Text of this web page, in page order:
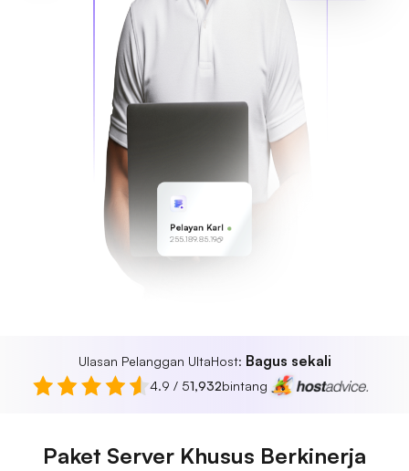
Pelayan Karl
255.189.85.19
Ulasan Pelanggan UltaHost: Bagus sekali
4.9 / 51,932bintang
Paket Server Khusus Berkinerja